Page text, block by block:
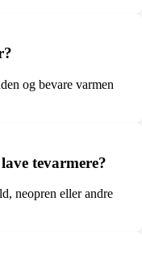
og bevare varmen
tevarmere?
neopren eller andre